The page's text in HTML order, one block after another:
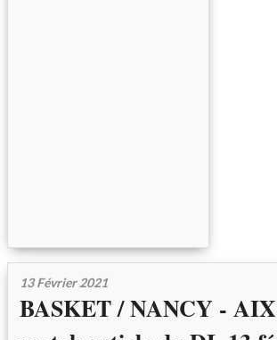
13 Février 2021
BASKET / NANCY -